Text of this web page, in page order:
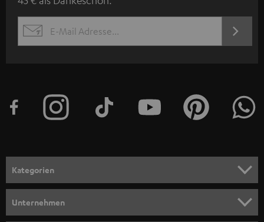
w
s
l
e
n
m
e
l
EMAIL
JETZT
Kategorien
Unternehmen